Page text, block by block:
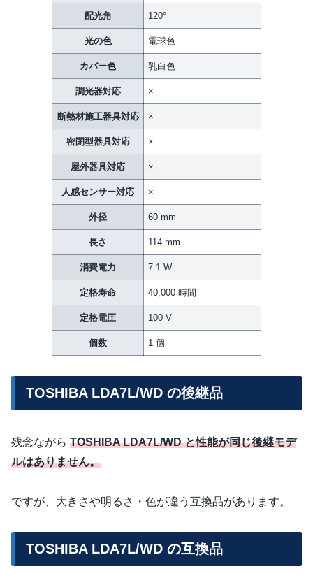
配光角 120°
光の色 電球色
カバー色 乳白色
調光器対応 ×
断熱材施工器具対応 ×
密閉型器具対応 ×
屋外器具対応 ×
人感センサー対応 ×
外径 60 mm
長さ 114 mm
消費電力 7.1 W
定格寿命 40,000 時間
定格電圧 100 V
個数 1 個
TOSHIBA LDA7L/WD の後継品
残念ながら TOSHIBA LDA7L/WD と性能が同じ後継モデ
ルはありません。
ですが、大きさや明るさ・色が違う互換品があります。
TOSHIBA LDA7L/WD の互換品